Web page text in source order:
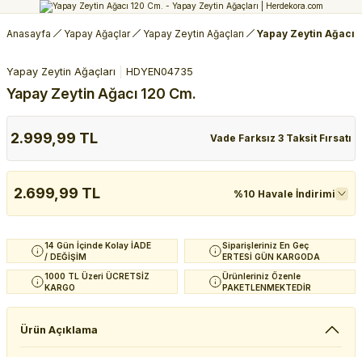
Anasayfa Yapay Ağaçlar Yapay Zeytin Ağaçları Yapay Zeytin Ağacı
Yapay Zeytin Ağaçları HDYEN04735
Yapay Zeytin Ağacı 120 Cm.
2.999,99 TL Vade Farksız 3 Taksit Fırsatı
2.699,99 TL %10 Havale İndirimi
14 Gün İçinde Kolay İADE
/ DEĞİŞİM
Siparişleriniz En Geç
ERTESİ GÜN KARGODA
1000 TL Üzeri ÜCRETSİZ
KARGO
Ürünleriniz Özenle
PAKETLENMEKTEDİR
Ürün Açıklama